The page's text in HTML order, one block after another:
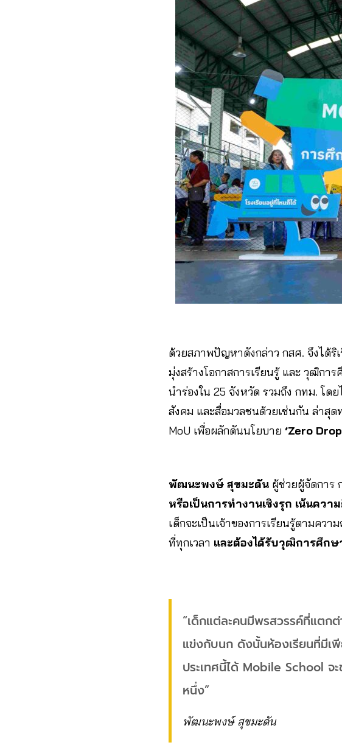
ด้วยสภาพปัญหาดังกล่าว กสศ. จึงได้ริเ
มุ่งสร้างโอกาสการเรียนรู้ และ วุฒิการ
นำร่องใน 25 จังหวัด รวมถึง กทม. โด
สังคม และสื่อมวลชนด้วยเช่นกัน ล่าสุด
MoU เพื่อผลักดันนโยบาย ‘Zero
พัฒนะพงษ์ สุขมะดัน ผู้ช่วยผู้จัดการ
หรือเป็นการทำงานเชิงรุก เน้นคว
เด็กจะเป็นเจ้าของการเรียนรู้ตามคว
ที่ทุกเวลา และต้องได้รับวุฒิการศึก
“เด็กแต่ละคนมีพรสวรรค์ที่แตกต่
แข่งกับนก ดังนั้นห้องเรียนที่มีเพี
ประเทศนี้ได้ Mobile School จ
หนึ่ง”
พัฒนะพงษ์ สุขมะดัน